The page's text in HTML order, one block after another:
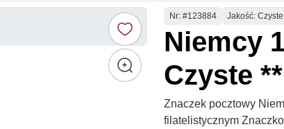
Numer
Nr: #123884 Jakość:
Niemcy
Czyste **
Znaczek pocztowy
filatelistycznym